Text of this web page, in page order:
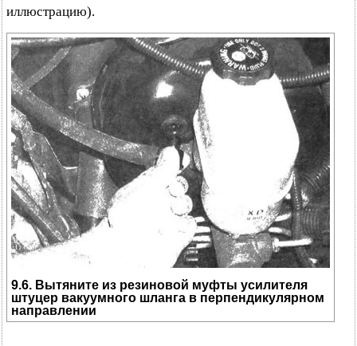
иллюстрацию).
9.6. Вытяните из резиновой муфты усилителя
штуцер вакуумного шланга в перпендикулярном
направлении